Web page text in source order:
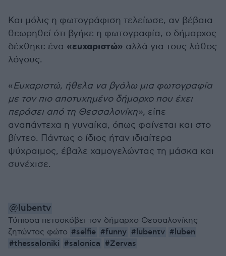
Και μόλις η φωτογράφιση τελείωσε, αν βέβαια
θεωρηθεί ότι βγήκε η φωτογραφία, ο δήμαρχος
δέχθηκε ένα «ευχαριστώ» αλλά για τους λάθος
λόγους.
«Ευχαριστώ, ήθελα να βγάλω μια φωτογραφία
με τον πιο αποτυχημένο δήμαρχο που έχει
περάσει από τη Θεσσαλονίκη», είπε
αναπάντεχα η γυναίκα, όπως φαίνεται και στο
βίντεο. Πάντως ο ίδιος ήταν ιδιαίτερα
ψύχραιμος, έβαλε χαμογελώντας τη μάσκα και
συνέχισε.
@lubentv
Τύπισσα πετσοκόβει τον δήμαρχο Θεσσαλονίκης
ζητώντας φώτο #selfie #funny #lubentv #luben
#thessaloniki #salonica #Zervas